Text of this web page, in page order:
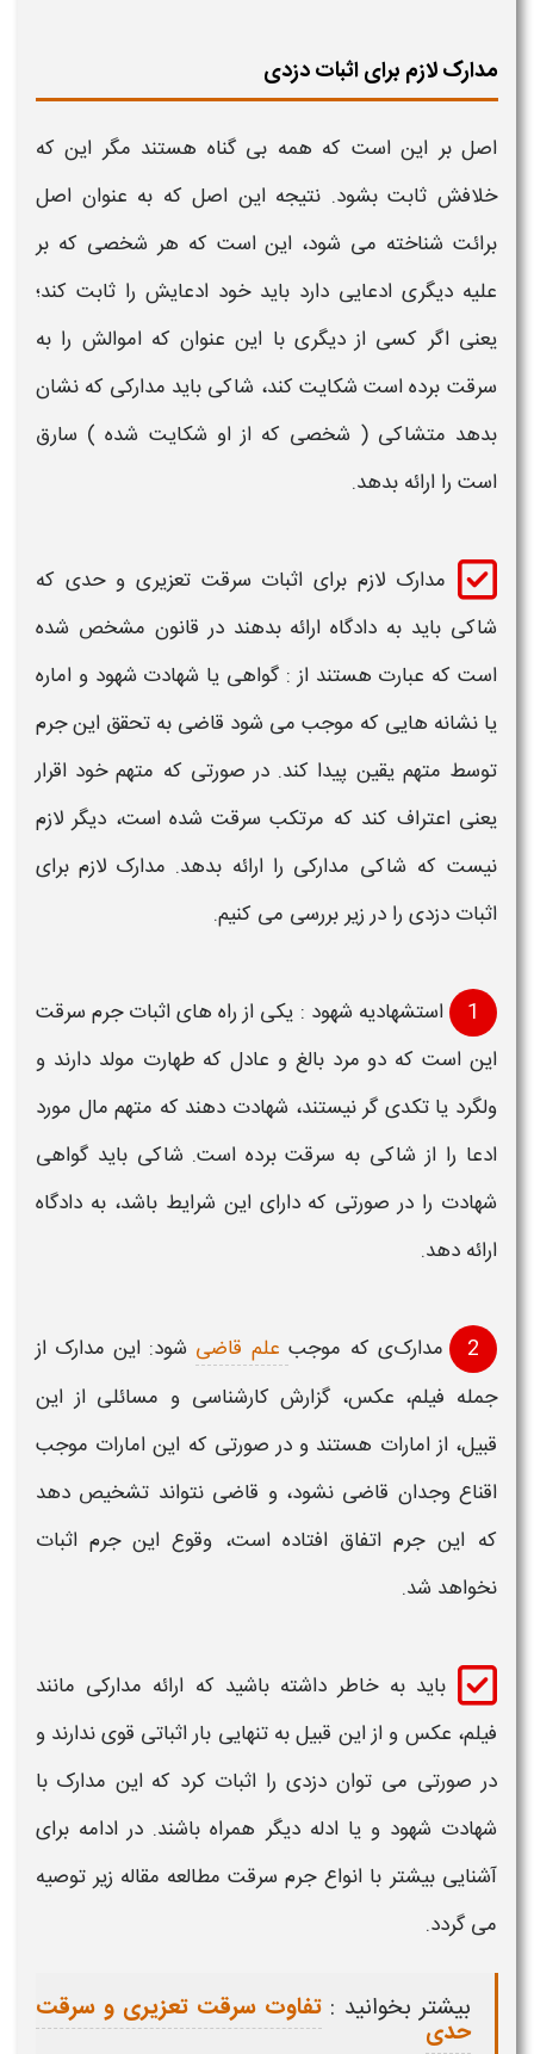
مدارک لازم برای اثبات دزدی
اصل بر این است که همه بی گناه هستند مگر این که
خلافش ثابت بشود. نتیجه این اصل که به عنوان اصل
برائت شناخته می شود، این است که هر شخصی که بر
علیه دیگری ادعایی دارد باید خود ادعایش را ثابت کند؛
یعنی اگر کسی از دیگری با این عنوان که اموالش را به
سرقت برده است شکایت کند، شاکی باید مدارکی که نشان
بدهد متشاکی ( شخصی که از او شکایت شده ) سارق
است را ارائه بدهد.
مدارک لازم برای اثبات سرقت تعزیری و حدی که
شاکی باید به دادگاه ارائه بدهند در قانون مشخص شده
است که عبارت هستند از : گواهی یا شهادت شهود و اماره
یا نشانه هایی که موجب می شود قاضی به تحقق اینجرم
توسط متهم یقین پیدا کند. در صورتی که متهم خود اقرار
یعنی اعتراف کند که مرتکب سرقت شده است، دیگر لازم
نیست که شاکی مدارکی را ارائه بدهد. مدارک لازم برای
اثبات دزدی را در زیر بررسی می کنیم.
1 استشهادیه شهود : یکی ازراه های اثبات جرم سرقت
این است که دو مرد بالغ و عادل که طهارت مولد دارند و
ولگرد یا تکدی گر نیستند، شهادت دهند که متهم مال مورد
ادعا را از شاکی به سرقت برده است. شاکی باید گواهی
شهادت را در صورتی که دارای این شرایط باشد، به دادگاه
ارائه دهد.
2 مدارکی که موجب علم قاضی شود: این مدارک از
جمله فیلم، عکس، گزارش کارشناسی و مسائلی از این
قبیل، از امارات هستند و در صورتی که این امارات موجب
اقناع وجدان قاضی نشود، و قاضی نتواند تشخیص دهد
که اینجرم اتفاق افتاده است، وقوع اینجرم اثبات
نخواهد شد.
باید به خاطر داشته باشید که ارائه مدارکی مانند
فیلم، عکس و از این قبیل به تنهایی باراثباتی قوی ندارند و
در صورتی می توان دزدی را اثبات کرد که این مدارک با
شهادت شهود و یا ادله دیگر همراه باشند. در ادامه برای
آشنایی بیشتر با انواعجرم سرقت مطالعه مقاله زیر توصیه
می گردد.
بیشتر بخوانید : تفاوت سرقت تعزیری و سرقت
حدی